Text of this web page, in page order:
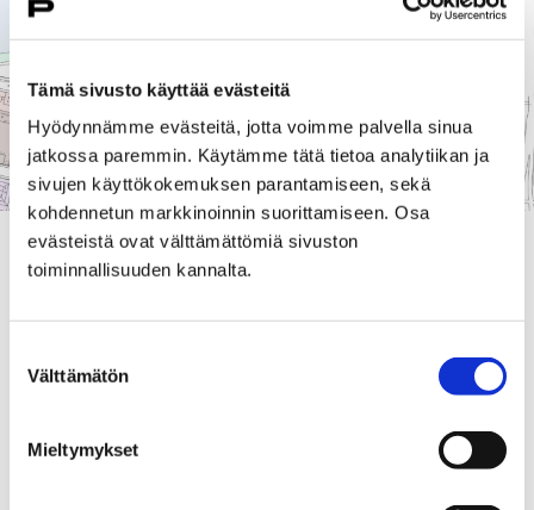
Tämä sivusto käyttää evästeitä
Hyödynnämme evästeitä, jotta voimme palvella sinua
jatkossa paremmin. Käytämme tätä tietoa analytiikan ja
sivujen käyttökokemuksen parantamiseen, sekä
kohdennetun markkinoinnin suorittamiseen. Osa
evästeistä ovat välttämättömiä sivuston
toiminnallisuuden kannalta.
valinta
Välttämätön
Mieltymykset
Eteläranta-kadun Yrjönkadun ja Antinkadun välinen
autoliikenne palautuu tänään kaksisuuntaiseksi.
Etelärannan kaupunginpuoleinen kevyen liikenteen
jalankulkijoiden ja pyöräilijöiden käyttöön. Myös